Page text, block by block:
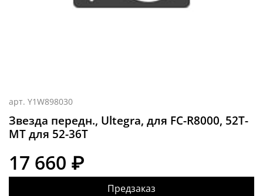
арт. Y1W898030
Звезда передн., Ultegra, для FC-R8000, 52T-
MT для 52-36T
17 660 ₽
Предзаказ